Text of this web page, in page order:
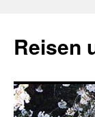
Reisen